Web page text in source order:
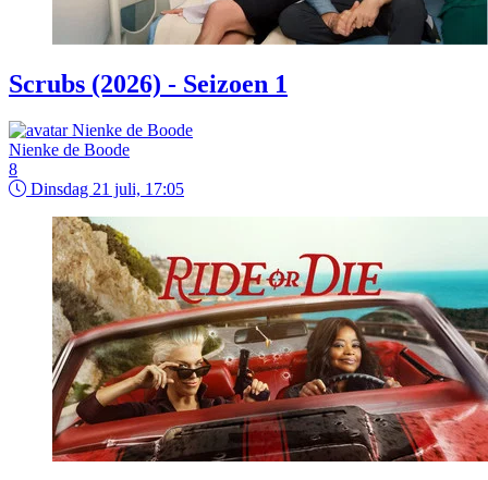
Scrubs (2026) - Seizoen 1
Nienke de Boode
8
Dinsdag 21 juli, 17:05